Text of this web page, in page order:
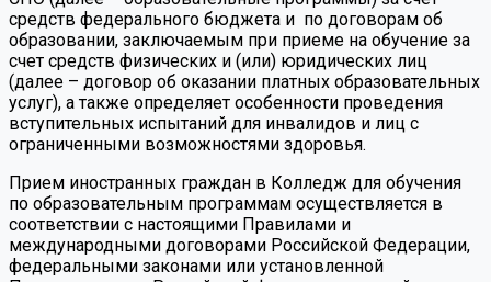
средств федерального бюджета и по договорам об
образовании, заключаемым при приеме на обучение за
счет средств физических и (или) юридических лиц
(далее – договор об оказании платных образовательных
услуг), а также определяет особенности проведения
вступительных испытаний для инвалидов и лиц с
ограниченными возможностями здоровья.
Прием иностранных граждан в Колледж для обучения
по образовательным программам осуществляется в
соответствии с настоящими Правилами и
международными договорами Российской Федерации,
федеральными законами или установленной